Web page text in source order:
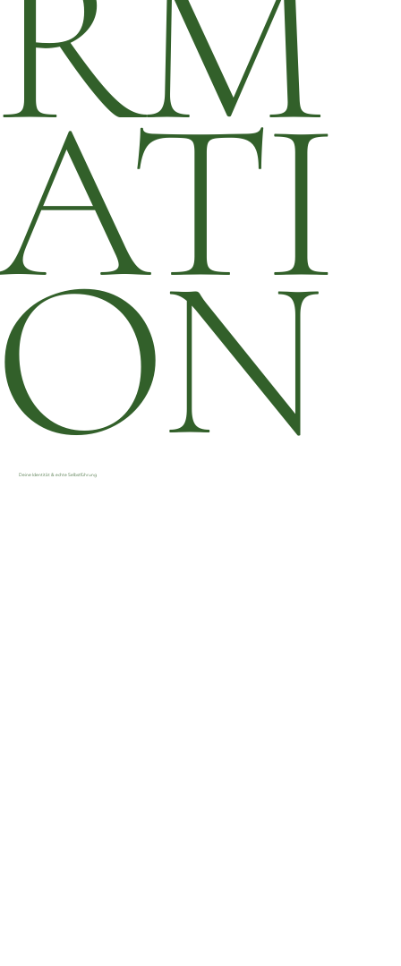
Deine Identität & echte Selbstführung